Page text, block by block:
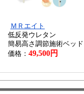
ＭＲエイト
低反発ウレタン
簡易高さ調節施術ベッド
価格： 49,500円